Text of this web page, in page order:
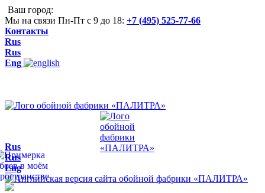
Ваш город:
Мы на связи Пн-Пт с 9 до 18: +7 (495) 525-77-66
Контакты
Rus
Rus
Eng
Rus
Rus
Eng